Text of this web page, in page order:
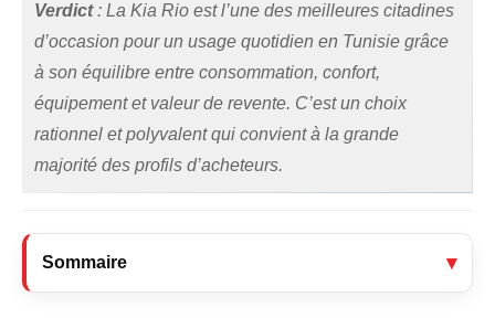
Verdict: La Kia Rio est l’une des meilleures citadines
d’occasion pour un usage quotidien en Tunisie grâce
à son équilibre entre consommation, confort,
équipement et valeur de revente. C’est un choix
rationnel et polyvalent qui convient à la grande
majorité des profils d’acheteurs.
Sommaire